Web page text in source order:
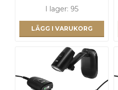
I lager: 95
LÄGG I VARUKORG